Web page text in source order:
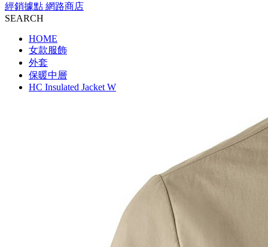
經銷據點 網路商店
SEARCH
HOME
女款服飾
外套
保暖中層
HC Insulated Jacket W